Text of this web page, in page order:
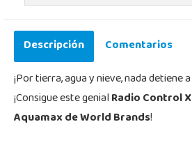
Descripción Comentarios
¡Por tierra, agua y nieve, nada detiene
¡Consigue este genialRadio Control
Aquamax de World Brands!